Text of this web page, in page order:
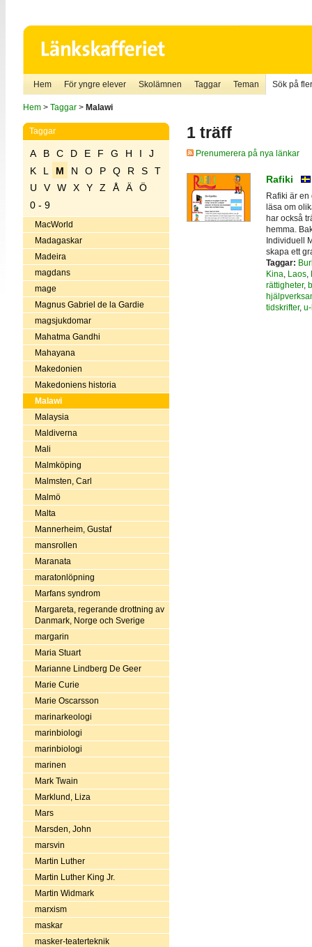
Hem För yngre elever Skolämnen Taggar Teman Sök på
Hem> Taggar> Malawi
Taggar
A B C D E F G H I
J
K
L M N O P Q R S
T
U
V W X Y Z Å Ä
Ö
0 - 9
MacWorld
Madagaskar
Madeira
magdans
mage
Magnus Gabriel de la Gardie
magsjukdomar
Mahatma Gandhi
Mahayana
Makedonien
Makedoniens historia
Malawi
Malaysia
Maldiverna
Mali
Malmköping
Malmsten, Carl
Malmö
Malta
Mannerheim, Gustaf
mansrollen
Maranata
maratonlöpning
Marfans syndrom
Margareta, regerande drottning av
Danmark, Norge och Sverige
margarin
Maria Stuart
Marianne Lindberg De Geer
Marie Curie
Marie Oscarsson
marinarkeologi
marinbiologi
marinbiologi
marinen
Mark Twain
Marklund, Liza
Mars
Marsden, John
marsvin
Martin Luther
Martin Luther King Jr.
Martin Widmark
marxism
maskar
masker-teaterteknik
1 träff
Prenumerera på nya länkar
Rafiki
Rafiki är
läsa om
har också
hemma.
Individuell
skapa ett
Taggar:
Kina Laos,
rättigheter,
tidskrifter,